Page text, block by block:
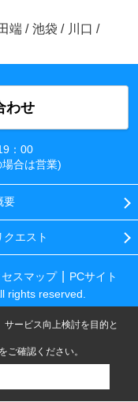
端 / 池袋 / 川口 /
わせ
：00
合は営業)
要
クエスト
スマップ
PCサイト
rights reserved.
ービス向上検討を目的と
をご確認ください。